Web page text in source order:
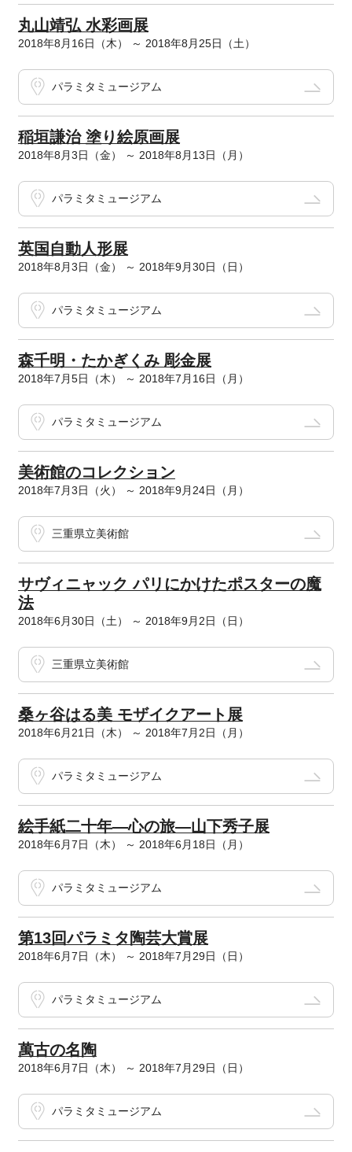
丸山靖弘 水彩画展
2018年8月16日（木） ～ 2018年8月25日（土）
パラミタミュージアム
稲垣謙治 塗り絵原画展
2018年8月3日（金） ～ 2018年8月13日（月）
パラミタミュージアム
英国自動人形展
2018年8月3日（金） ～ 2018年9月30日（日）
パラミタミュージアム
森千明・たかぎくみ 彫金展
2018年7月5日（木） ～ 2018年7月16日（月）
パラミタミュージアム
美術館のコレクション
2018年7月3日（火） ～ 2018年9月24日（月）
三重県立美術館
サヴィニャック パリにかけたポスターの魔
法
2018年6月30日（土） ～ 2018年9月2日（日）
三重県立美術館
桑ヶ谷はる美 モザイクアート展
2018年6月21日（木） ～ 2018年7月2日（月）
パラミタミュージアム
絵手紙二十年―心の旅―山下秀子展
2018年6月7日（木） ～ 2018年6月18日（月）
パラミタミュージアム
第13回パラミタ陶芸大賞展
2018年6月7日（木） ～ 2018年7月29日（日）
パラミタミュージアム
萬古の名陶
2018年6月7日（木） ～ 2018年7月29日（日）
パラミタミュージアム